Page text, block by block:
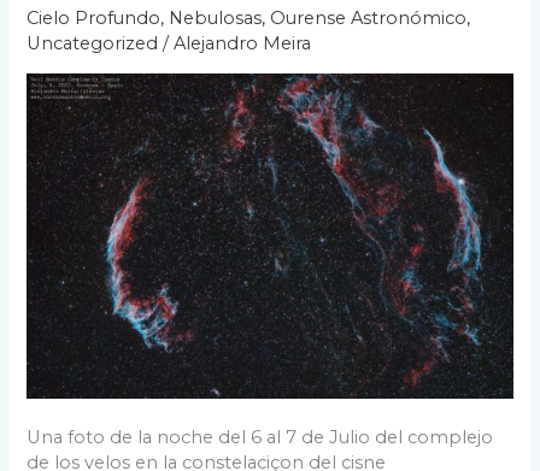
Cielo Profundo, Nebulosas, Ourense Astronómico,
Uncategorized /Alejandro Meira
Una foto de la noche del 6 al 7 de Julio del complejo
de los velos en la constelaciçon del cisne